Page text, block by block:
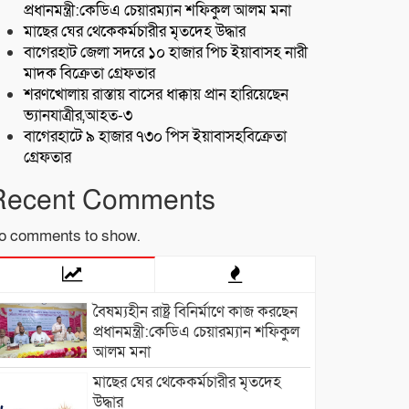
প্রধানমন্ত্রী:কেডিএ চেয়ারম্যান শফিকুল আলম মনা
মাছের ঘের থেকেকর্মচারীর মৃতদেহ উদ্ধার
বাগেরহাট জেলা সদরে ১০ হাজার পিচ ইয়াবাসহ নারী
মাদক বিক্রেতা গ্রেফতার
শরণখোলায় রাস্তায় বাসের ধাক্কায় প্রান হারিয়েছেন
ভ্যানযাত্রীর,আহত-৩
বাগেরহাটে ৯ হাজার ৭৩০ পিস ইয়াবাসহবিক্রেতা
গ্রেফতার
Comments
comments to show.
বৈষম্যহীন রাষ্ট্র বিনির্মাণে কাজ করছেন
প্রধানমন্ত্রী:কেডিএ চেয়ারম্যান শফিকুল
আলম মনা
মাছের ঘের থেকেকর্মচারীর মৃতদেহ
উদ্ধার